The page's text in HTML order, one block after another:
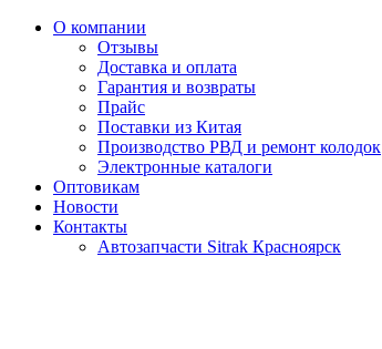
О компании
Отзывы
Доставка и оплата
Гарантия и возвраты
Прайс
Поставки из Китая
Производство РВД и ремонт колодок
Электронные каталоги
Оптовикам
Новости
Контакты
Автозапчасти Sitrak Красноярск